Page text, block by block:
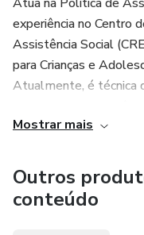
experiência no Centro
Assistência Social
para Crianças e
Atualmente, é técnica
da Universidade
do Vale do Ivaí.
Mostrar mais
Outros
conteúdo